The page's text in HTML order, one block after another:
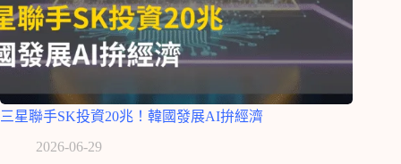
三星聯手SK投資20兆！韓國發展AI拚經濟
2026-06-29